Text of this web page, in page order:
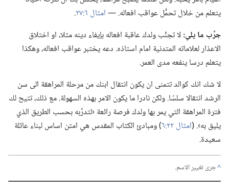
يتعلم من خلال تحمُّل عواقب افعاله.‏ —‏امثال ٦:‏٢٧
‏.‏
جرِّب ما يلي:‏لا تجنِّب ولدك عاقبة افعاله بإيفاء دينه مثلا،‏ او اختلاق
الاعذار لعلاماته المتدنية امام استاذه.‏ دعه يختبر عواقب افعاله،‏ وهكذا
يتعلم درسا ينفعه مدى العمر.‏
لا شك انك كوالد تتمنى ان يكون انتقال ابنك من مرحلة المراهقة الى سن
الرشد انتقالا سلسًا.‏ ولكن نادرا ما يكون الامر بهذه السهولة.‏ مع ذلك،‏ تتيح لك
فترة المراهقة التي يمر بها ولدك فرصة رائعة ‹لتدرِّبه بحسب الطريق الذي
يليق به›.‏ (‏امثال ٢٢:‏٦
‏)‏ ومبادئ الكتاب المقدس هي امتن اساس لبناء عائلة
سعيدة.‏
^جرى تغيير الاسم.‏